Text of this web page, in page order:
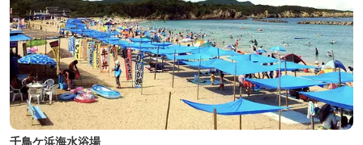
千鳥ケ浜海水浴場